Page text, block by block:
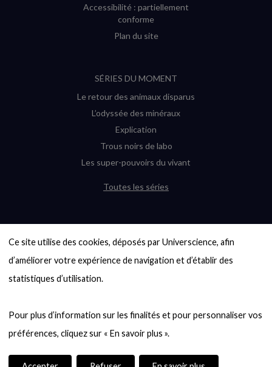
Ce site utilise des cookies, déposés par Universcience, afin
d’améliorer votre expérience de navigation et d’établir des
statistiques d’utilisation.
Pour plus d’information sur les finalités et pour personnaliser vos
Accessibilité : partiellement
conforme
Plan du site
SÉRIES DU MOMENT
Le retour des animaux disparus
L’odyssée des minéraux
Explication
Trous noirs de labo
Les super-pouvoirs du vivant
Toutes les séries
6000 exoplanètes, et pas de « Terre »
en vue ?
Quel avenir pour les cryptos ?
Entre mathématiques et politique : la
quête d’un vote équitable
casse-tête